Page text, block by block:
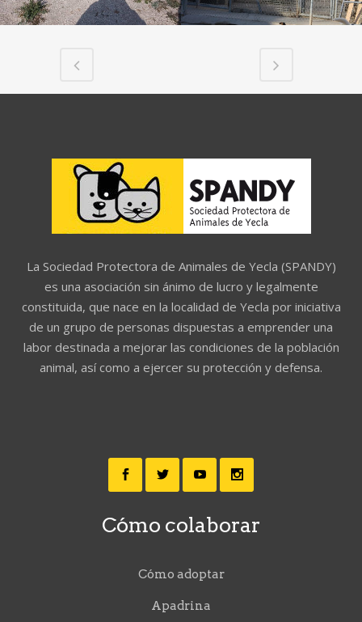
La Sociedad Protectora de Animales de Yecla (SPANDY)
es una asociación sin ánimo de lucro y legalmente
constituida, que nace en la localidad de Yecla por iniciativa
de un grupo de personas dispuestas a emprender una
labor destinada a mejorar las condiciones de la población
animal, así como a ejercer su protección y defensa.
Cómo colaborar
Cómo adoptar
Apadrina